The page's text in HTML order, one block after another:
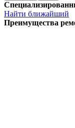
Найти ближайший
Преимущества